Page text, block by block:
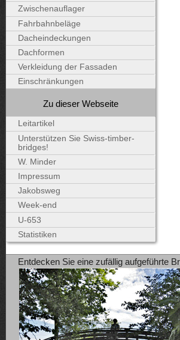
Zwischenauflager
Fahrbahnbeläge
Dacheindeckungen
Dachformen
Verkleidung der Fassaden
Einschränkungen
Zu dieser Webseite
Leitartikel
Unterstützen Sie Swiss-timber-
bridges!
W. Minder
Impressum
Jakobsweg
Week-end
U-653
Statistiken
Entdecken Sie eine zufällig aufgeführte